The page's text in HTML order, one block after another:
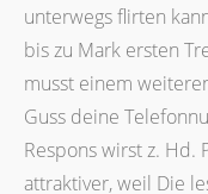
unterwegs flirten
bis zu Mark ersten
musst einem
Guss deine
Respons wirst z. Hd.
attraktiver, weil Die